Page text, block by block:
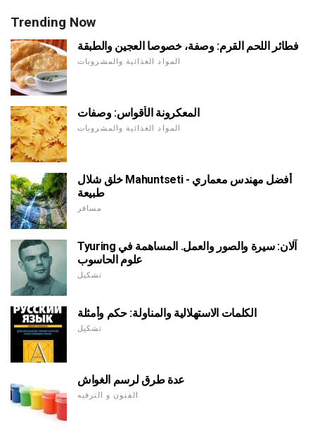
Trending Now
فطائر اللحم القرم: وصفة، خصوصا العجين والطبقة
المواد الغذائية والمشروبات
المعكرونة الأقواس: وصفات
المواد الغذائية والمشروبات
خلق شلال Mahuntseti أفضل مهندس معماري -
طبيعة
مسافر
Tyuring آلان: سيرة والصور والعمل. المساهمة في
علوم الحاسوب
تشكيل
الكلمات الاستهلالية والمناولة: حكم وأمثلة
تشكيل
عدة طرق لرسم الغواش
الفنون و الترفيه